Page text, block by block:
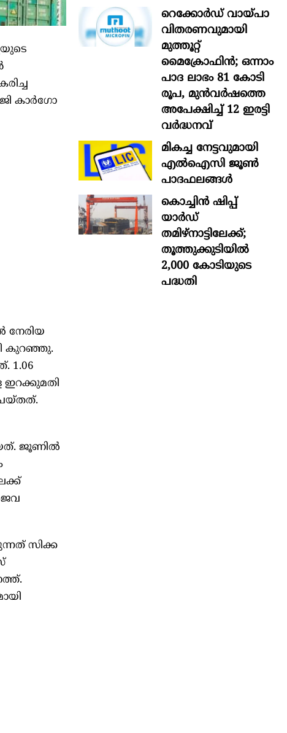
കാർഗോ
നേരിയ
കുറഞ്ഞു.
1.06
ജൂണിൽ
സിക്ക
റെക്കോർഡ് വായ്പാ
വിതരണവുമായി
മുത്തൂറ്റ്
മൈക്രോഫിൻ; ഒന്നാം
പാദ ലാഭം 81 കോടി
രൂപ, മുൻവർഷത്തെ
അപേക്ഷിച്ച് 12 ഇരട്ടി
വർദ്ധനവ്
മികച്ച നേട്ടവുമായി
എൽഐസി ജൂൺ
പാദഫലങ്ങൾ
കൊച്ചിന്‍ ഷിപ്പ്
യാർഡ്
തമിഴ്നാട്ടിലേക്ക്;
തൂത്തുക്കുടിയിൽ
2,000 കോടിയുടെ
പദ്ധതി